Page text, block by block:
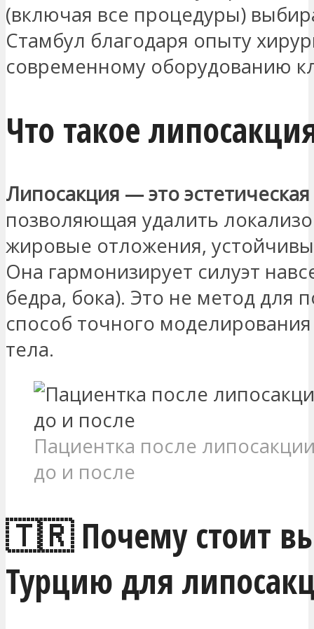
(включая все процедуры)
Стамбул благодаря опыту
современному оборудованию
Что такое
Липосакция — это
позволяющая удалить
жировые отложения,
Она гармонизирует силуэт
бедра, бока). Это не метод для
способ точного
тела.
Пациентка после
до и после
🇹🇷 Почему стоит
Турцию для